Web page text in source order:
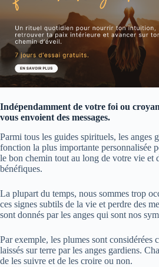
Indépendamment de votre foi ou
vous envoient des messages.
Parmi tous les guides spirituels, les anges
fonction la plus importante personnalisée
le bon chemin tout au long de votre vie et
bénéfiques.
La plupart du temps, nous sommes trop
ces signes subtils de la vie et perdre des
sont donnés par les anges qui sont nos
Par exemple, les plumes sont considérées
laissés sur terre par les anges gardiens.
de les suivre et de les croire ou non.